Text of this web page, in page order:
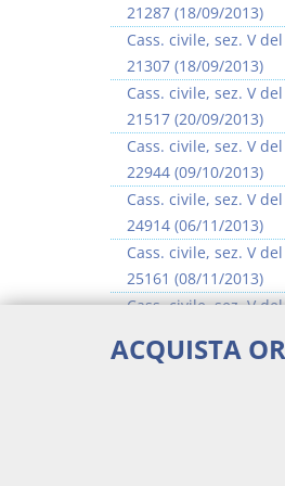
21287 (18/09/2013)
Cass. civile, sez. V
21307 (18/09/2013)
Cass. civile, sez. V
21517 (20/09/2013)
Cass. civile, sez. V
22944 (09/10/2013)
Cass. civile, sez. V
24914 (06/11/2013)
Cass. civile, sez. V
25161 (08/11/2013)
Cass. civile, sez. V
Cass. civile, sez. V
ACQUISTA